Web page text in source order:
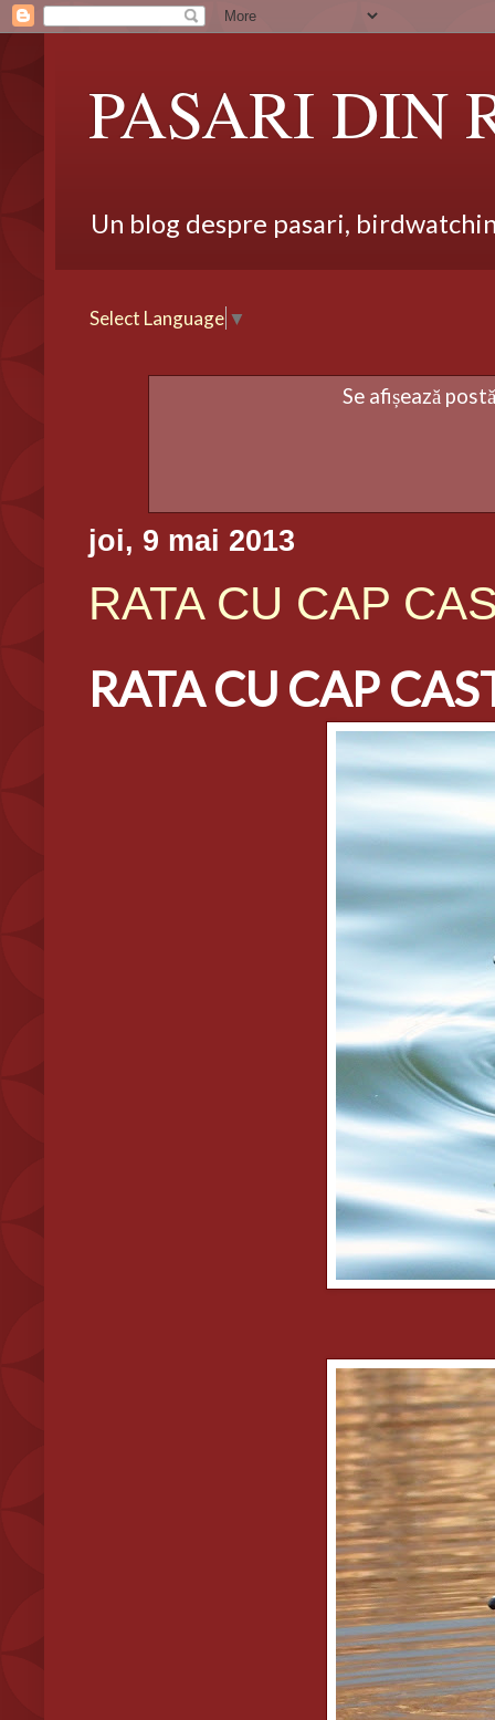
PASARI DIN
Un blog despre pasari,
Select Language ▼
Se afișează
joi, 9 mai 2013
RATA CU CAP
RATA CU CAP